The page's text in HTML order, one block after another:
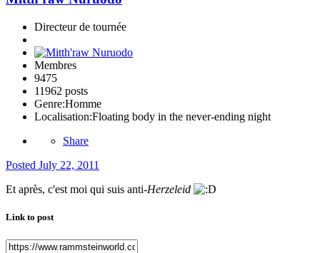
Directeur de tournée
Membres
9475
11962 posts
Genre:Homme
Localisation:Floating body in the never-ending night
Share
Posted July 22, 2011
Et après, c'est moi qui suis anti-Herzeleid
Link to post